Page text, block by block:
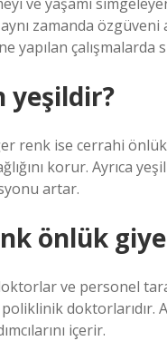
zamanda özgüveni
çalışmalarda
yeşildir?
renk ise cerrahi
korur. Ayrıca
artar.
önlük
ve personel
doktorlarıdır.
içerir.